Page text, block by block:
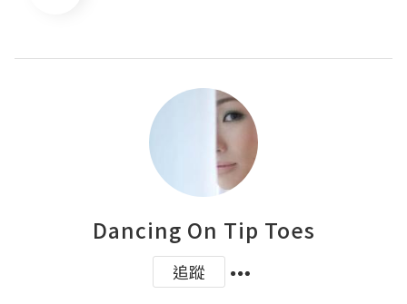
Dancing On Tip Toes
追蹤